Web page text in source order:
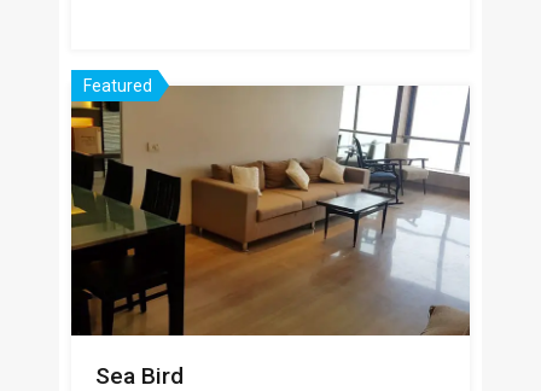
Featured
Sea Bird